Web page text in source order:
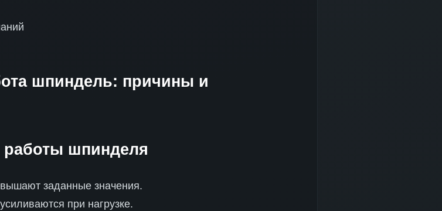
шпиндель: причины и
шпинделя
заданные значения.
при нагрузке.